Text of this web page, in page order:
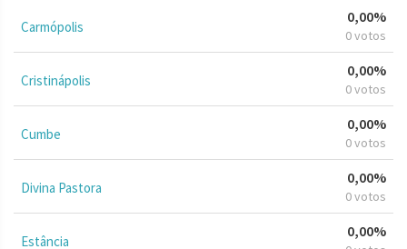
Carmópolis
0,00%
0 votos
Cristinápolis
0,00%
0 votos
Cumbe
0,00%
0 votos
Divina Pastora
0,00%
0 votos
Estância
0,00%